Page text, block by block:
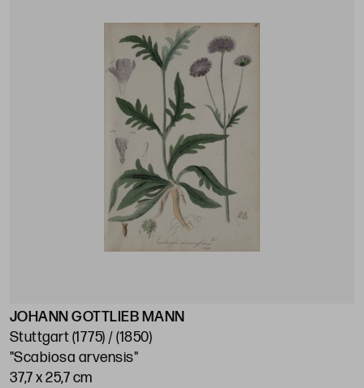
JOHANN GOTTLIEB MANN
Stuttgart (1775) / (1850)
"Scabiosa arvensis"
37,7 x 25,7 cm